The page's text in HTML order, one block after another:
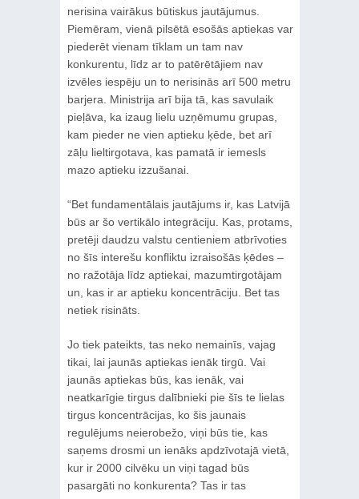
nerisina vairākus būtiskus jautājumus.
Piemēram, vienā pilsētā esošās aptiekas var
piederēt vienam tīklam un tam nav
konkurentu, līdz ar to patērētājiem nav
izvēles iespēju un to nerisinās arī 500 metru
barjera. Ministrija arī bija tā, kas savulaik
pieļāva, ka izaug lielu uzņēmumu grupas,
kam pieder ne vien aptieku ķēde, bet arī
zāļu lieltirgotava, kas pamatā ir iemesls
mazo aptieku izzušanai.
“Bet fundamentālais jautājums ir, kas Latvijā
būs ar šo vertikālo integrāciju. Kas, protams,
pretēji daudzu valstu centieniem atbrīvoties
no šīs interešu konfliktu izraisošās ķēdes –
no ražotāja līdz aptiekai, mazumtirgotājam
un, kas ir ar aptieku koncentrāciju. Bet tas
netiek risināts.
Jo tiek pateikts, tas neko nemainīs, vajag
tikai, lai jaunās aptiekas ienāk tirgū. Vai
jaunās aptiekas būs, kas ienāk, vai
neatkarīgie tirgus dalībnieki pie šīs te lielas
tirgus koncentrācijas, ko šis jaunais
regulējums neierobežo, viņi būs tie, kas
saņems drosmi un ienāks apdzīvotajā vietā,
kur ir 2000 cilvēku un viņi tagad būs
pasargāti no konkurenta? Tas ir tas